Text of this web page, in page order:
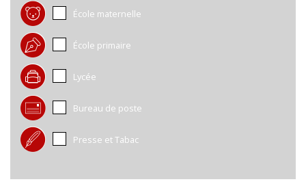
École maternelle
École primaire
Lycée
Bureau de poste
Presse et Tabac